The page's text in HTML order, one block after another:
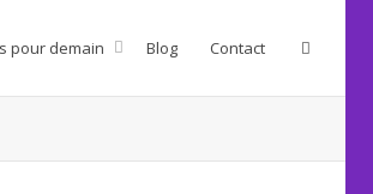
pour demain Blog Contact